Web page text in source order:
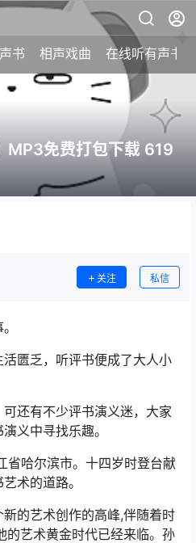
书 相声戏曲 在线听有声书
MP3免费打包下载 619
关注 私信
匮乏，听评书便成了大人小
还有不少评书演义迷，大家
义中寻找乐趣。
省哈尔滨市。十四岁时登台献
术的道路。
的艺术创作的高峰,伴随着时
的艺术黄金时代已经来临。孙